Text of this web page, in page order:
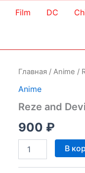
Film DC
Главная /Anime /
Anime
Reze and
900 ₽
Количество
товара
В